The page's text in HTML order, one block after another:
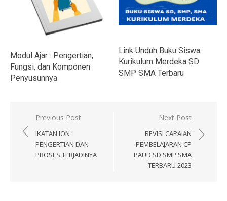
Modul Ajar : Pengertian,
Fungsi, dan Komponen
Penyusunnya
Link Unduh Buku Siswa
Kurikulum Merdeka SD
SMP SMA Terbaru
Navigasi
pos
Previous Post
IKATAN ION :
PENGERTIAN DAN
PROSES TERJADINYA
Next Post
REVISI CAPAIAN
PEMBELAJARAN CP
PAUD SD SMP SMA
TERBARU 2023